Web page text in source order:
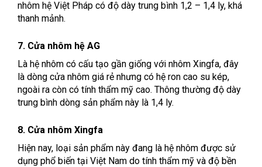
nhôm hệ Việt Pháp có độ dày trung bình 1,2 – 1,4 ly, khá
thanh mảnh.
7. Cửa nhôm hệ AG
Là hệ nhôm có cấu tạo gần giống với nhôm Xingfa, đây
là dòng cửa nhôm giá rẻ nhưng có hệ ron cao su kép,
ngoài ra còn có tính thẩm mỹ cao. Thông thường độ dày
trung bình dòng sản phẩm này là 1,4 ly.
8. Cửa nhôm Xingfa
Hiện nay, loại sản phẩm này đang là hệ nhôm được sử
dụng phổ biến tại Việt Nam do tính thẩm mỹ và độ bền